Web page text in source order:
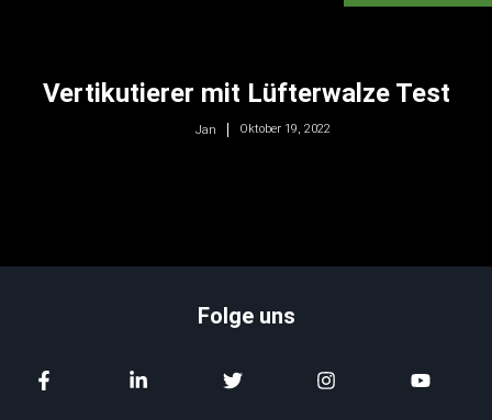
Vertikutierer mit Lüfterwalze Test
Jan Oktober 19, 2022
Folge uns